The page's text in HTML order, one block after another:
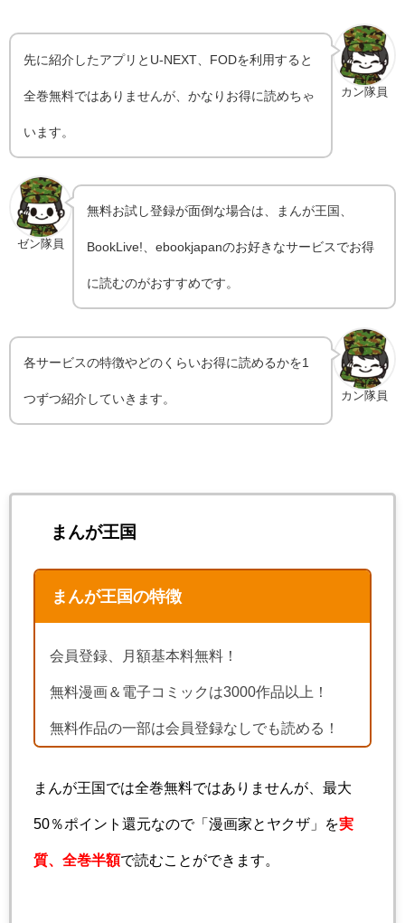
カン隊員
先に紹介したアプリとU-NEXT、FODを利用すると
全巻無料ではありませんが、かなりお得に読めちゃ
います。
ゼン隊員
無料お試し登録が面倒な場合は、まんが王国、
BookLive!、ebookjapanのお好きなサービスでお得
に読むのがおすすめです。
カン隊員
各サービスの特徴やどのくらいお得に読めるかを1
つずつ紹介していきます。
まんが王国
まんが王国の特徴
会員登録、月額基本料無料！
無料漫画＆電子コミックは3000作品以上！
無料作品の一部は会員登録なしでも読める！
まんが王国では全巻無料ではありませんが、最大
50％ポイント還元なので「漫画家とヤクザ」を実
質、全巻半額で読むことができます。